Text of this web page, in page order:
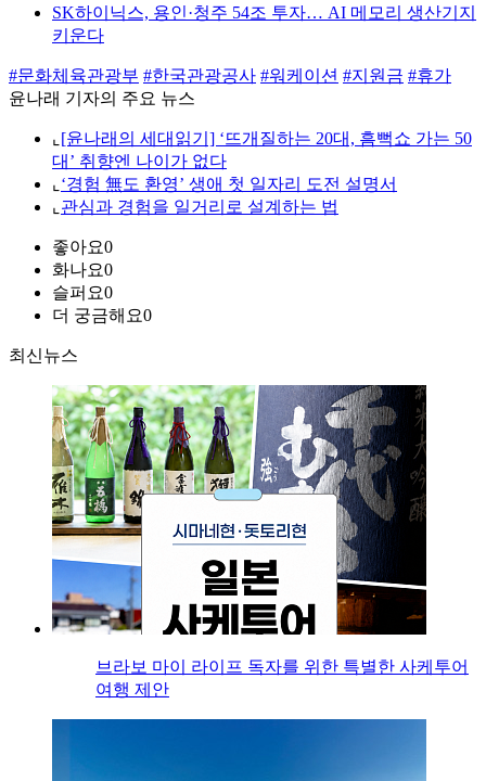
SK하이닉스, 용인·청주 54조 투자… AI 메모리 생산기지
키운다
#문화체육관광부 #한국관광공사 #워케이션 #지원금 #휴가
윤나래 기자의 주요 뉴스
⌞ [윤나래의 세대읽기] ‘뜨개질하는 20대, 흠뻑쇼 가는 50
대’ 취향엔 나이가 없다
⌞ ‘경험 無도 환영’ 생애 첫 일자리 도전 설명서
⌞ 관심과 경험을 일거리로 설계하는 법
좋아요0
화나요0
슬퍼요0
더 궁금해요0
최신뉴스
브라보 마이 라이프 독자를 위한 특별한 사케투어
여행 제안